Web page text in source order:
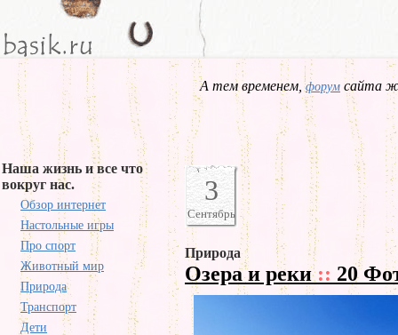
А тем временем,форум сайта
Наша жизнь и все что
вокруг нас.
Обзор интернет
Настольные игры
Про спорт
Животный мир
Природа
Транспорт
Дети
3
Сентябрь
Природа
Озера и реки:: 20